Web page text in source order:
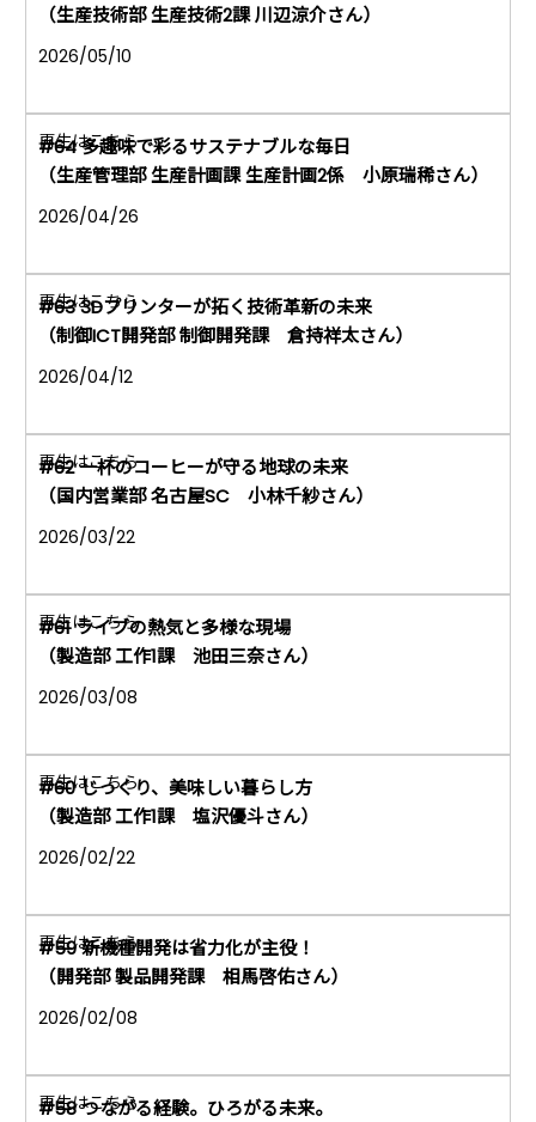
（生産技術部 生産技術2課 川辺涼介さん）
2026/05/10
#64 多趣味で彩るサステナブルな毎日
（生産管理部 生産計画課 生産計画2係 小原瑞稀さん）
2026/04/26
#63 3Dプリンターが拓く技術革新の未来
（制御ICT開発部 制御開発課 倉持祥太さん）
2026/04/12
#62 一杯のコーヒーが守る地球の未来
（国内営業部 名古屋SC 小林千紗さん）
2026/03/22
#61 ライブの熱気と多様な現場
（製造部 工作1課 池田三奈さん）
2026/03/08
#60 じっくり、美味しい暮らし方
（製造部 工作1課 塩沢優斗さん）
2026/02/22
#59 新機種開発は省力化が主役！
（開発部 製品開発課 相馬啓佑さん）
2026/02/08
#58 つながる経験。ひろがる未来。